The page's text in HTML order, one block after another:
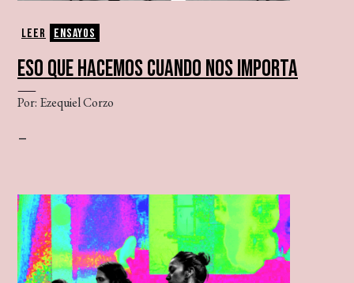
Leer Ensayos
ESO QUE HACEMOS CUANDO NOS IMPORTA
Por: Ezequiel Corzo
–